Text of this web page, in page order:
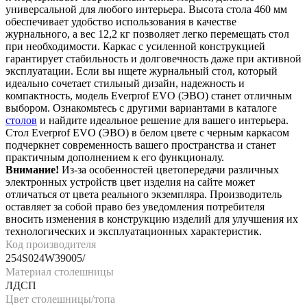
универсальной для любого интерьера. Высота стола 460 мм
обеспечивает удобство использования в качестве
журнального, а вес 12,2 кг позволяет легко перемещать стол
при необходимости. Каркас с усиленной конструкцией
гарантирует стабильность и долговечность даже при активной
эксплуатации. Если вы ищете журнальный стол, который
идеально сочетает стильный дизайн, надежность и
компактность, модель Everprof EVO (ЭВО) станет отличным
выбором. Ознакомьтесь с другими вариантами в каталоге
столов и найдите идеальное решение для вашего интерьера.
Стол Everprof EVO (ЭВО) в белом цвете с черным каркасом
подчеркнет современность вашего пространства и станет
практичным дополнением к его функционалу.
Внимание! Из-за особенностей цветопередачи различных
электронных устройств цвет изделия на сайте может
отличаться от цвета реального экземпляра. Производитель
оставляет за собой право без уведомления потребителя
вносить изменения в конструкцию изделий для улучшения их
технологических и эксплуатационных характеристик.
Код производителя
254S024W39005/
Материал столешницы
ЛДСП
Цвет столешницы/топа